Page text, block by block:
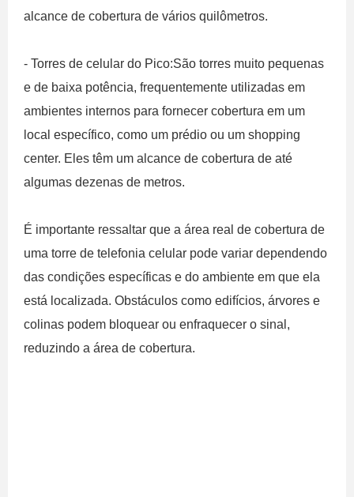
alcance de cobertura de vários quilômetros.
- Torres de celular do Pico:São torres muito pequenas
e de baixa potência, frequentemente utilizadas em
ambientes internos para fornecer cobertura em um
local específico, como um prédio ou um shopping
center. Eles têm um alcance de cobertura de até
algumas dezenas de metros.
É importante ressaltar que a área real de cobertura de
uma torre de telefonia celular pode variar dependendo
das condições específicas e do ambiente em que ela
está localizada. Obstáculos como edifícios, árvores e
colinas podem bloquear ou enfraquecer o sinal,
reduzindo a área de cobertura.